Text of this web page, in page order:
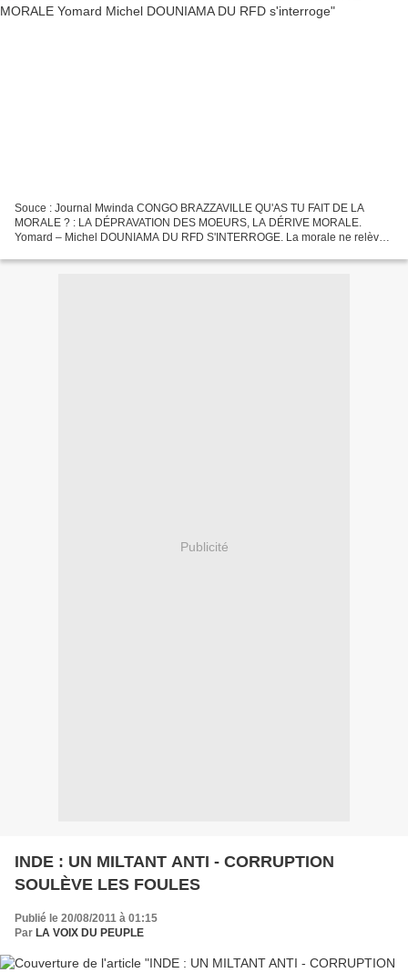
Souce : Journal Mwinda CONGO BRAZZAVILLE QU'AS TU FAIT DE LA
MORALE ? : LA DÉPRAVATION DES MOEURS, LA DÉRIVE MORALE.
Yomard – Michel DOUNIAMA DU RFD S'INTERROGE. La morale ne relève
Publicité
INDE : UN MILTANT ANTI - CORRUPTION
SOULÈVE LES FOULES
Publié le 20/08/2011 à 01:15
Par LA VOIX DU PEUPLE